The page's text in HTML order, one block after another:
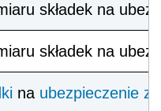
składek na
składek na
na ubezpieczenie